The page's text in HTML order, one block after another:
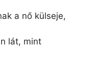
a nő külseje,
lát, mint